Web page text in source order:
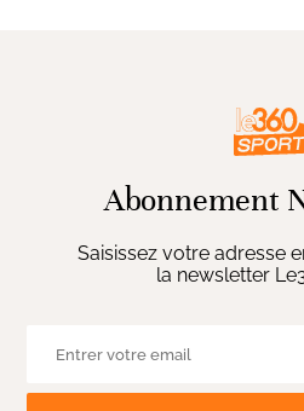
Abonnement
Saisissez votre adresse
la newsletter